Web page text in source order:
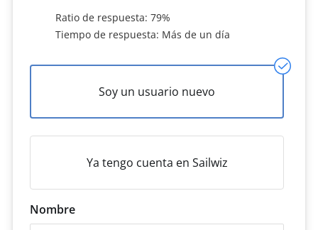
Ratio de respuesta: 79%
Tiempo de respuesta: Más de un día
Soy un usuario nuevo
Ya tengo cuenta en Sailwiz
Nombre